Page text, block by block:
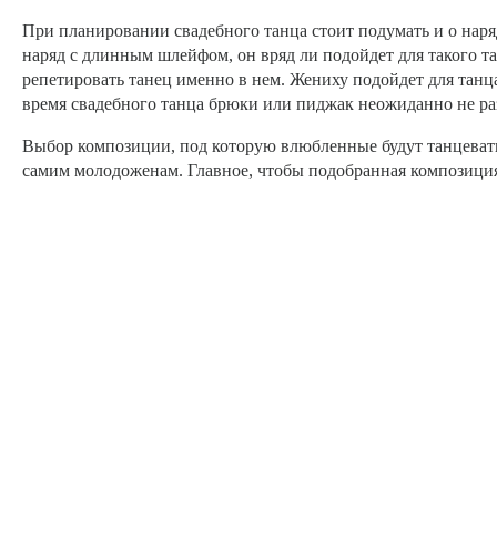
При планировании свадебного танца стоит подумать и о
наряд с длинным шлейфом, он вряд ли подойдет для такого
репетировать танец именно в нем. Жениху подойдет для
время свадебного танца брюки или пиджак неожиданно не
Выбор композиции, под которую влюбленные будут
самим молодоженам. Главное, чтобы подобранная